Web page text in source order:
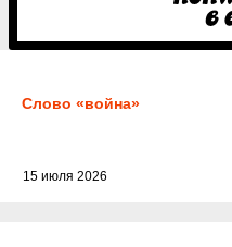
Слово «война»
15 июля 2026